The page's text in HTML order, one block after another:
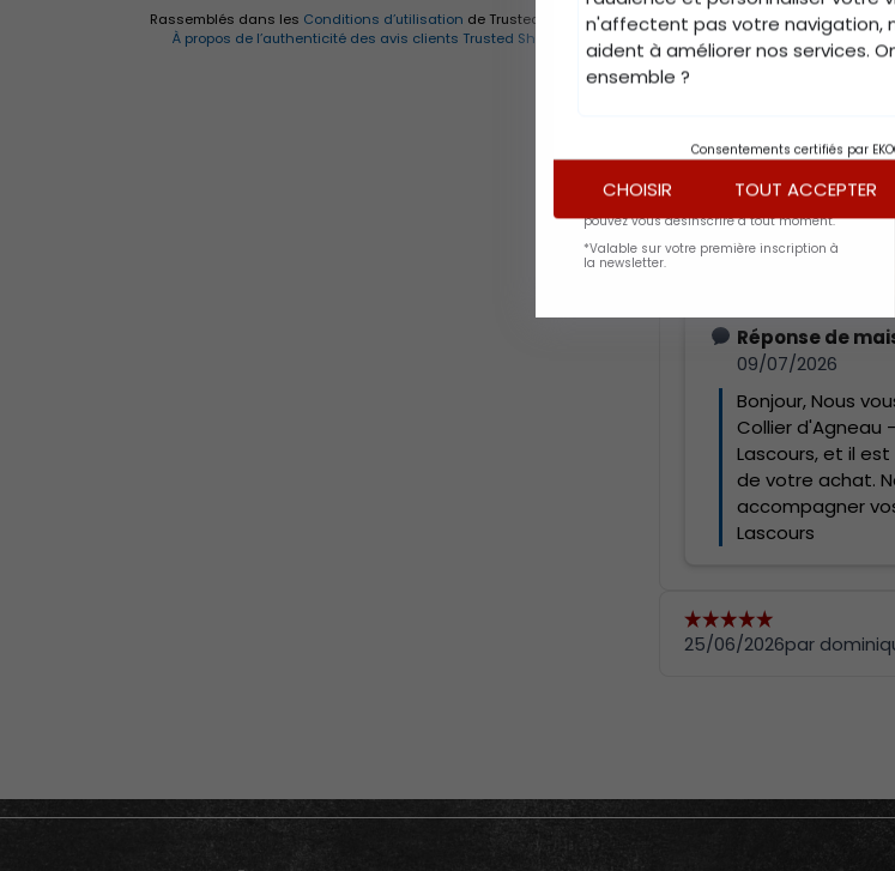
n'affectent pas votre navigation,
aident à améliorer nos services.
ensemble ?
Consentements certifiés par
CHOISIR TOUT ACCEPTER
E-mail
Inscrivez-vous pour recevoir nos
pouvez vous désinscrire à tout moment.
*Valable sur votre première inscription à
la newsletter.